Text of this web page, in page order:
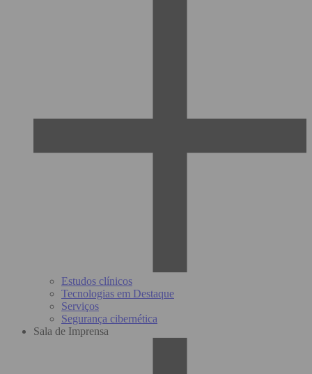
Estudos clínicos
Tecnologias em Destaque
Serviços
Segurança cibernética
Sala de Imprensa